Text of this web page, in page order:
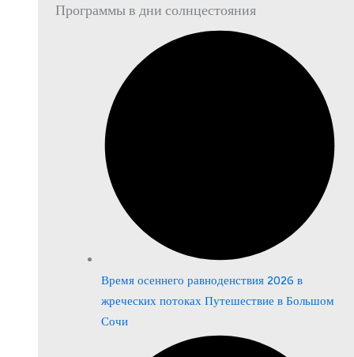
Программы в дни солнцестояния
Время осеннего равноденствия 2026 в
жреческих потоках Путешествие в Большом
Сочи